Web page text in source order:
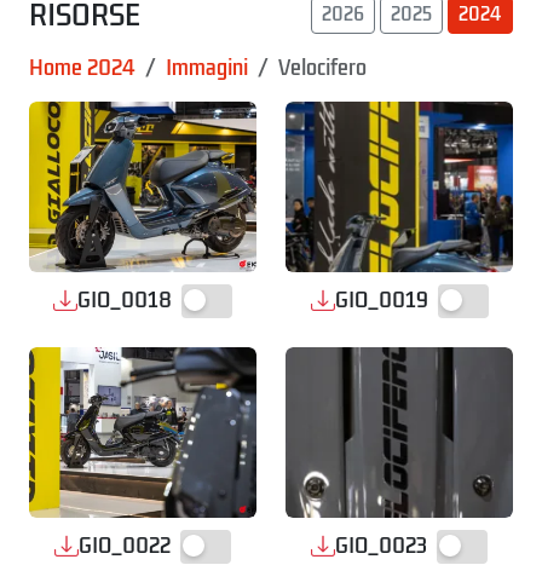
RISORSE 2026 2025 2024
Home 2024 Immagini Velocifero
GIO_0018 GIO_0019
GIO_0022 GIO_0023